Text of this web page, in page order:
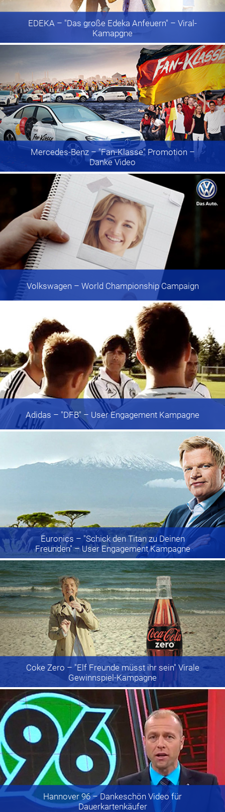
EDEKA – "Das große Edeka Anfeuern" – Viral-
Kamapgne
Mercedes-Benz – "Fan-Klasse" Promotion –
Danke Video
Volkswagen – World Championship Campaign
Adidas – "DFB" – User Engagement Kampagne
Euronics – "Schick den Titan zu Deinen
Freunden" – User Engagement Kampagne
Coke Zero – "Elf Freunde müsst ihr sein" Virale
Gewinnspiel-Kampagne
Hannover 96– Dankeschön Video für
Dauerkartenkäufer